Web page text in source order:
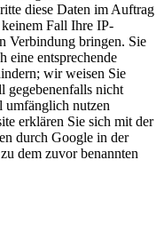
diese Daten im Auftrag
Fall Ihre IP-
Verbindung bringen. Sie
eine entsprechende
wir weisen Sie
gegebenenfalls nicht
umfänglich nutzen
erklären Sie sich mit der
durch Google in der
dem zuvor benannten